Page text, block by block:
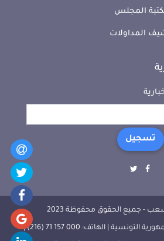
المجلس
المداولات
تسجيل
- جميع الحقوق محفوظة 2023
العنوان: باردو 2000 الجمهورية التونسية | الهاتف: 000 157 71 (216) |